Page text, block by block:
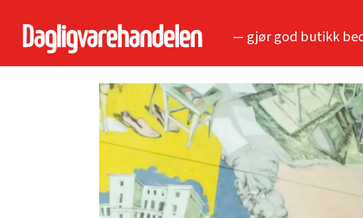
— gjør god butikk